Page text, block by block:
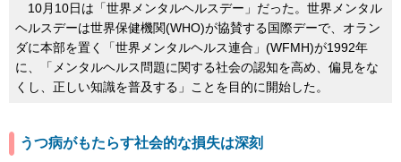
10月10日は「世界メンタルヘルスデー」だった。世界メンタル
ヘルスデーは世界保健機関(WHO)が協賛する国際デーで、オラン
ダに本部を置く「世界メンタルヘルス連合」(WFMH)が1992年
に、「メンタルヘルス問題に関する社会の認知を高め、偏見をな
くし、正しい知識を普及する」ことを目的に開始した。
うつ病がもたらす社会的な損失は深刻